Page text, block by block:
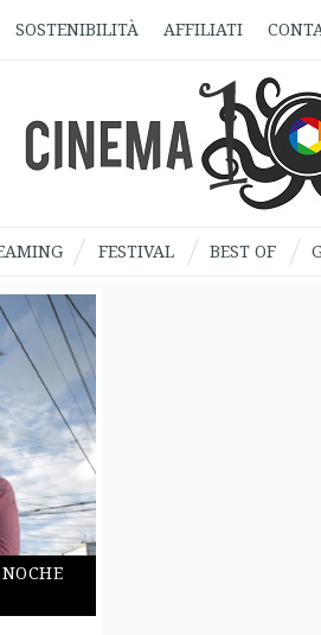
SOSTENIBILITÀ AFFILIATI
FESTIVAL BEST OF